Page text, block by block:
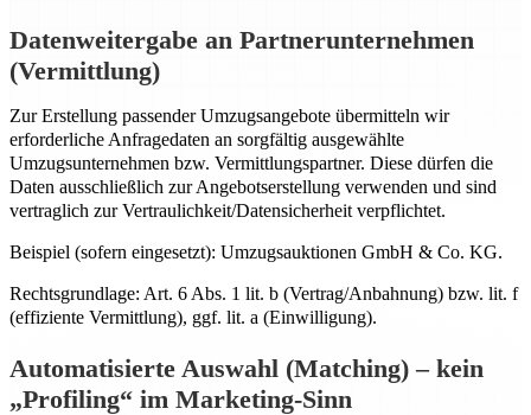
Datenweitergabe an Partnerunternehmen
(Vermittlung)
Zur Erstellung passender Umzugsangebote übermitteln wir
erforderliche Anfragedaten an sorgfältig ausgewählte
Umzugsunternehmen bzw. Vermittlungspartner. Diese dürfen die
Daten ausschließlich zur Angebotserstellung verwenden und sind
vertraglich zur Vertraulichkeit/Datensicherheit verpflichtet.
Beispiel (sofern eingesetzt): Umzugsauktionen GmbH & Co. KG.
Rechtsgrundlage: Art. 6 Abs. 1 lit. b (Vertrag/Anbahnung) bzw. lit. f
(effiziente Vermittlung), ggf. lit. a (Einwilligung).
Automatisierte Auswahl (Matching) – kein
„Profiling“ im Marketing-Sinn